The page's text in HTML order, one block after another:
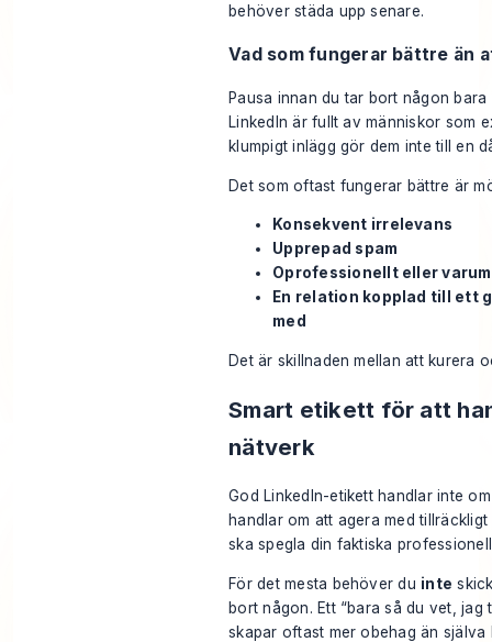
behöver städa upp senare.
Vad som fungerar bättre än
Pausa innan du tar bort någon
LinkedIn är fullt av människor som
klumpigt inlägg gör dem inte till en
Det som oftast fungerar bättre är
Konsekvent irrelevans
Upprepad spam
Oprofessionellt eller
En relation kopplad till ett
med
Det är skillnaden mellan att kurera
Smart etikett för att
nätverk
God LinkedIn-etikett handlar inte
handlar om att agera med
ska spegla din faktiska
För det mesta behöver du inte
bort någon. Ett “bara så du vet, jag
skapar oftast mer obehag än själva